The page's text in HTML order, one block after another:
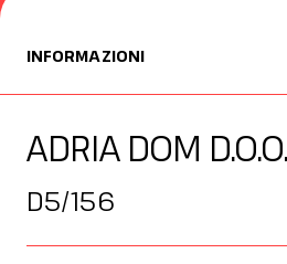
INFORMAZIONI
ADRIA DOM D.O.O.
D5/156